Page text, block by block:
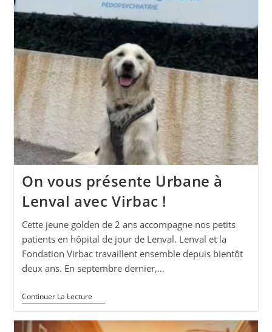
On vous présente Urbane à
Lenval avec Virbac !
Cette jeune golden de 2 ans accompagne nos petits
patients en hôpital de jour de Lenval. Lenval et la
Fondation Virbac travaillent ensemble depuis bientôt
deux ans. En septembre dernier,…
Continuer La LectureOn
Vous
Urbane